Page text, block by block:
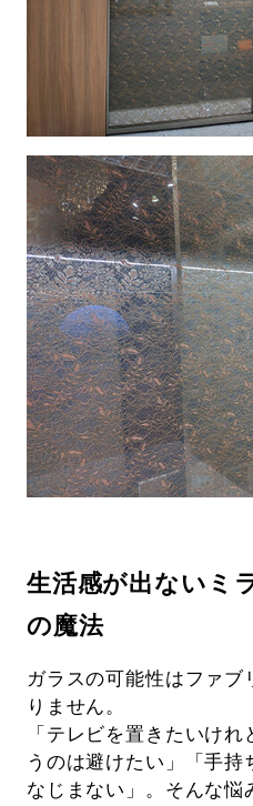
生活感が出ないミ
の魔法
ガラスの可能性はファブ
りません。
「テレビを置きたいけ
うのは避けたい」「手
なじまない」。そんな悩